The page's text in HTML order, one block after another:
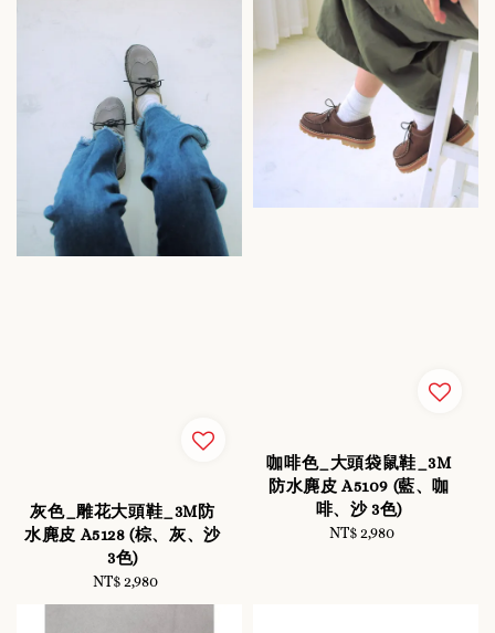
灰色_雕花大頭鞋_3M防
水麂皮 A5128 (棕、灰、沙
3色)
Regular
price
NT$ 2,980
咖啡色_大頭袋鼠鞋_3M
防水麂皮 A5109 (藍、咖
啡、沙 3色)
Regular
NT$ 2,980